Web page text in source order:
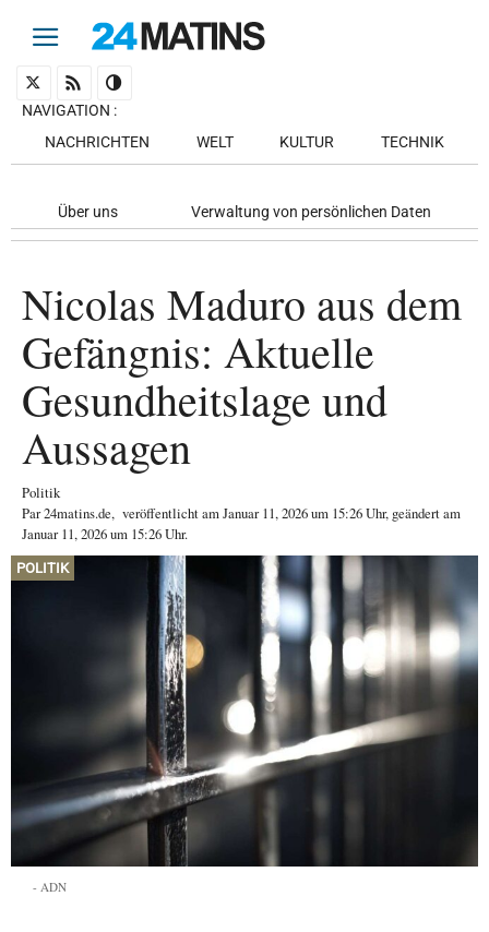
NAVIGATION :
NACHRICHTEN
WELT KULTUR TECHNIK
Über uns Verwaltung von persönlichen Daten
Nicolas Maduro aus dem
Gefängnis: Aktuelle
Gesundheitslage und
Aussagen
Politik
Par24matins.de, veröffentlicht amJanuar 11, 2026um 15:26 Uhr, geändert am
Januar 11, 2026 um 15:26 Uhr.
POLITIK
ADN